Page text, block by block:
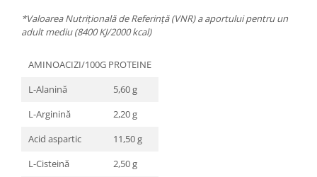
*Valoarea Nutrițională de Referință (VNR) a aportului pentru un
adult mediu (8400 KJ/2000 kcal)
AMINOACIZI/100G PROTEINE
L-Alanină
5,60 g
L-Arginină
2,20 g
Acid aspartic
11,50 g
L-Cisteină
2,50 g